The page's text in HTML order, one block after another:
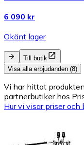
6 090 kr
Okänt lager
Till butik
Visa alla erbjudanden (8)
Vi har hittat
partnerbutiker hos
Hur vi visar priser och